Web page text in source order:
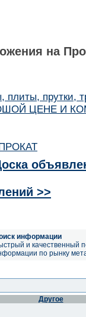
на
прутки,
ЦЕНЕ И
>>
информации
и качественный
по рынку
Другое